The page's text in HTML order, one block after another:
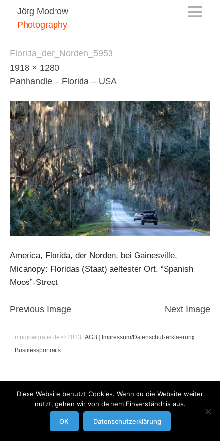
Jörg Modrow
Photography
Florida_der_Norden_5953
1918 × 1280
Panhandle – Florida – USA
America, Florida, der Norden, bei Gainesville,
Micanopy: Floridas (Staat) aeltester Ort. “Spanish
Moos”-Street
Previous Image Next Image
modrowgrafie.de © 2023 | AGB| Impressum/Datenschutzerklaerung
Businessportraits
Diese Website benutzt Cookies. Wenn du die Website weiter
nutzt, gehen wir von deinem Einverständnis aus.
OK Datenschutzerklärung